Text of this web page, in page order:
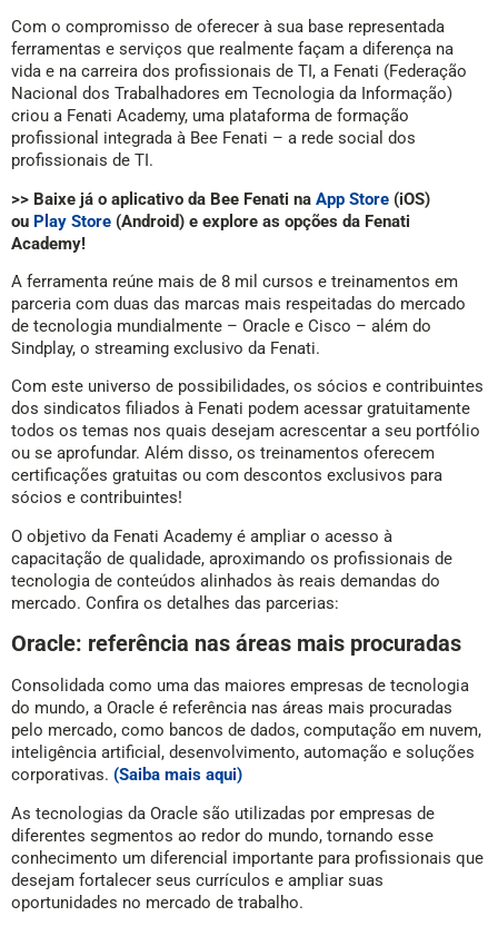
Com o compromisso de oferecer à sua base representada
ferramentas e serviços que realmente façam a diferença na
vida e na carreira dos profissionais de TI, a Fenati (Federação
Nacional dos Trabalhadores em Tecnologia da Informação)
criou a Fenati Academy, uma plataforma de formação
profissional integrada à Bee Fenati – a rede social dos
profissionais de TI.
>> Baixe já o aplicativo da Bee Fenati na App Store (iOS)
ou Play Store (Android) e explore as opções da Fenati
Academy!
A ferramenta reúne mais de 8 mil cursos e treinamentos em
parceria com duas das marcas mais respeitadas do mercado
de tecnologia mundialmente – Oracle e Cisco – além do
Sindplay, o streaming exclusivo da Fenati.
Com este universo de possibilidades, os sócios e contribuintes
dos sindicatos filiados à Fenati podem acessar gratuitamente
todos os temas nos quais desejam acrescentar a seu portfólio
ou se aprofundar. Além disso, os treinamentos oferecem
certificações gratuitas ou com descontos exclusivos para
sócios e contribuintes!
O objetivo da Fenati Academy é ampliar o acesso à
capacitação de qualidade, aproximando os profissionais de
tecnologia de conteúdos alinhados às reais demandas do
mercado. Confira os detalhes das parcerias:
Oracle: referência nas áreas mais procuradas
Consolidada como uma das maiores empresas de tecnologia
do mundo, a Oracle é referência nas áreas mais procuradas
pelo mercado, como bancos de dados, computação em nuvem,
inteligência artificial, desenvolvimento, automação e soluções
corporativas. (Saiba mais aqui)
As tecnologias da Oracle são utilizadas por empresas de
diferentes segmentos ao redor do mundo, tornando esse
conhecimento um diferencial importante para profissionais que
desejam fortalecer seus currículos e ampliar suas
oportunidades no mercado de trabalho.